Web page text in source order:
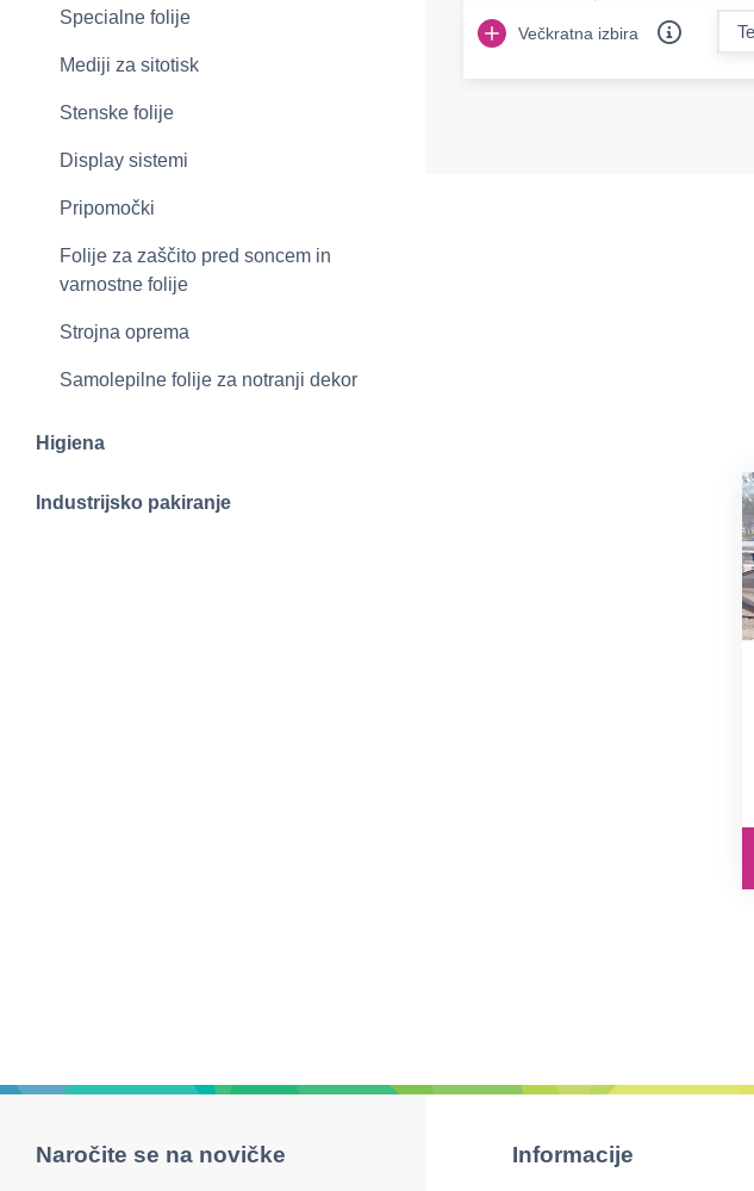
Specialne folije
Mediji za sitotisk
Stenske folije
Display sistemi
Pripomočki
Folije za zaščito pred soncem in
varnostne folije
Strojna oprema
Samolepilne folije za notranji dekor
Higiena
Industrijsko pakiranje
Večkratna izbira
Naročite se na novičke Informacije